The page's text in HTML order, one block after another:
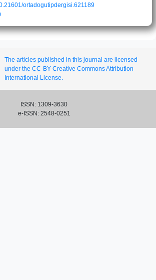
ortadogutipdergisi.621189
The articles published in this journal are licensed
under the CC-BY Creative Commons Attribution
International License.
ISSN: 1309-3630
e-ISSN: 2548-0251